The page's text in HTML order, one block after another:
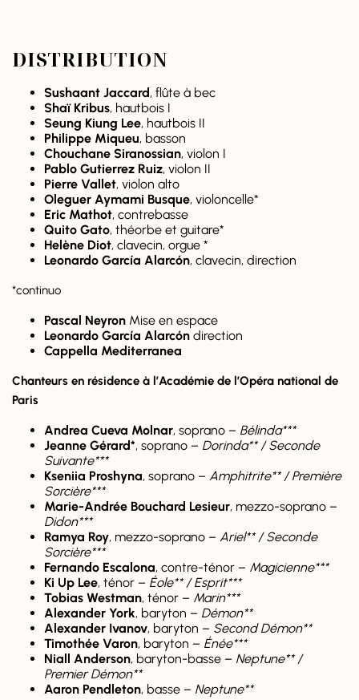
DISTRIBUTION
Sushaant Jaccard, flûte à bec
Shaï Kribus, hautbois I
Seung Kiung Lee, hautbois II
Philippe Miqueu, basson
Chouchane Siranossian, violon I
Pablo Gutierrez Ruiz, violon II
Pierre Vallet, violon alto
Oleguer Aymami Busque, violoncelle*
Eric Mathot, contrebasse
Quito Gato, théorbe et guitare*
Helène Diot, clavecin, orgue *
Leonardo García Alarcón, clavecin, direction
*continuo
Pascal Neyron Mise en espace
Leonardo García Alarcón direction
Cappella Mediterranea
Chanteurs en résidence à l’Académie de l’Opéra national de
Paris
Andrea Cueva Molnar, soprano – Bélinda***
Jeanne Gérard*, soprano – Dorinda** / Seconde
Suivante***
Kseniia Proshyna, soprano – Amphitrite** / Première
Sorcière***
Marie-Andrée Bouchard Lesieur, mezzo-soprano –
Didon***
Ramya Roy, mezzo-soprano – Ariel** / Seconde
Sorcière***
Fernando Escalona, contre-ténor – Magicienne***
Ki Up Lee, ténor – Éole** / Esprit***
Tobias Westman, ténor – Marin***
Alexander York, baryton – Démon**
Alexander Ivanov, baryton – Second Démon**
Timothée Varon, baryton – Énée***
Niall Anderson, baryton-basse – Neptune** /
Premier Démon**
Aaron Pendleton, basse – Neptune**